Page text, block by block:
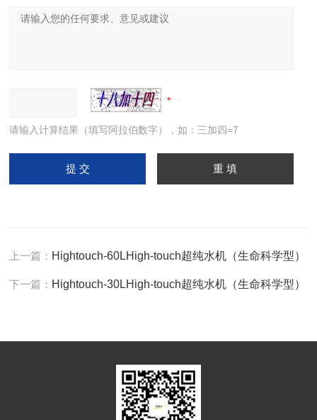
请输入计算结果（填写阿拉伯数字），如：三加四=7
上一篇： Hightouch-60LHigh-touch超纯水机（生命科学型）
下一篇： Hightouch-30LHigh-touch超纯水机（生命科学型）